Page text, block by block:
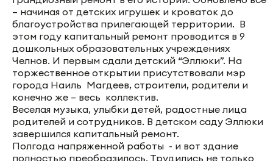
– начиная от детских игрушек и кроваток до
благоустройства прилегающей территории. В
этом году капитальный ремонт проводится в 9
дошкольных образовательных учреждениях
Челнов. И первым сдали детский “Эллюки”. На
торжественное открытии присутствовали мэр
города Наиль Магдеев, строители, родители и
конечно же – весь коллектив.
Веселая музыка, улыбки детей, радостные лица
родителей и сотрудников. В детском саду Эллюки
завершился капитальный ремонт.
Полгода напряженной работы - и вот здание
полностью преобразилось. Трудились не только